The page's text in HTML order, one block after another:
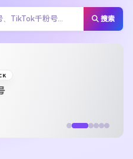
搜索